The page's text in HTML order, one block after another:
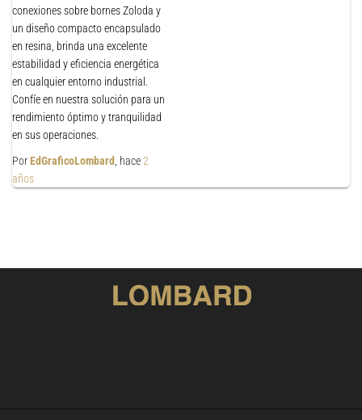
conexiones sobre bornes Zoloda y
un diseño compacto encapsulado
en resina, brinda una excelente
estabilidad y eficiencia energética
en cualquier entorno industrial.
Confíe en nuestra solución para un
rendimiento óptimo y tranquilidad
en sus operaciones.
PorEdGraficoLombard , hace2
años